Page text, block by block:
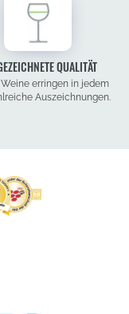
QUALITÄT
erringen in jedem
Auszeichnungen.